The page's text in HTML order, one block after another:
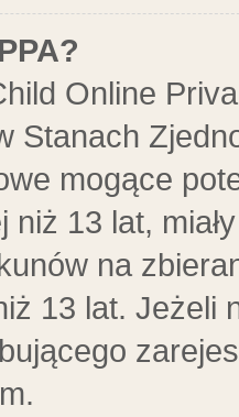
Online
Stanach
mogące
niż 13 lat,
na
13 lat. Jeżeli